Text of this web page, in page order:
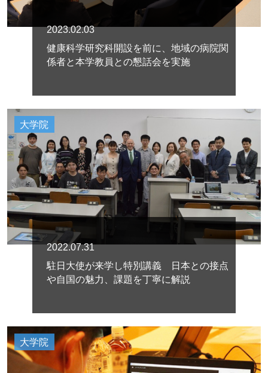
2023.02.03
健康科学研究科開設を前に、地域の病院関
係者と本学教員との懇話会を実施
大学院
2022.07.31
駐日大使が来学し特別講義 日本との接点
や自国の魅力、課題を丁寧に解説
大学院